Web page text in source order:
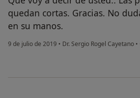
quedan cortas. Gracias. No
en su manos.
9 de julio de 2019 • Dr. Sergio Rogel Cayetano •